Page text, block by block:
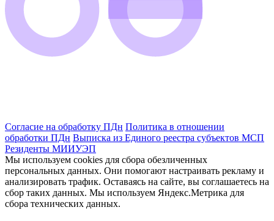
Согласие на обработку ПДн Политика в отношении
обработки ПДн Выписка из Единого реестра субъектов МСП
Резиденты МИИУЭП
Мы используем cookies для сбора обезличенных
персональных данных. Они помогают настраивать рекламу и
анализировать трафик. Оставаясь на сайте, вы соглашаетесь на
сбор таких данных. Мы используем Яндекс.Метрика для
сбора технических данных.